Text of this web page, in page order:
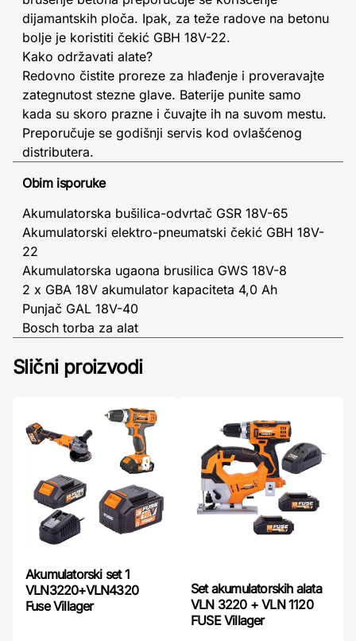
dijamantskih ploča. Ipak, za teže radove na betonu
bolje je koristiti čekić GBH 18V-22.
Kako održavati alate?
Redovno čistite proreze za hlađenje i proveravajte
zategnutost stezne glave. Baterije punite samo
kada su skoro prazne i čuvajte ih na suvom mestu.
Preporučuje se godišnji servis kod ovlašćenog
distributera.
Obim isporuke
Akumulatorska bušilica-odvrtač GSR 18V-65
Akumulatorski elektro-pneumatski čekić GBH 18V-
22
Akumulatorska ugaona brusilica GWS 18V-8
2 x GBA 18V akumulator kapaciteta 4,0 Ah
Punjač GAL 18V-40
Bosch torba za alat
Slični proizvodi
Akumulatorski set 1
VLN3220+VLN4320
Fuse Villager
Set akumulatorskih alata
VLN 3220 + VLN 1120
FUSE Villager